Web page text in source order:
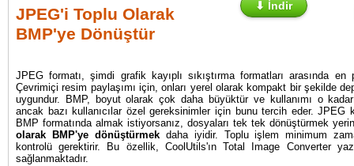
JPEG'i Toplu Olarak
BMP'ye Dönüştür
⬇ İndir
JPEG formatı, şimdi grafik kayıplı sıkıştırma formatları arasında en
Çevrimiçi resim paylaşımı için, onları yerel olarak kompakt bir şekilde
uygundur. BMP, boyut olarak çok daha büyüktür ve kullanımı o
ancak bazı kullanıcılar özel gereksinimler için bunu tercih eder. JPEG
BMP formatında almak istiyorsanız, dosyaları tek tek dönüştürmek
olarak BMP'ye dönüştürmekdaha iyidir. Toplu işlem minimum
kontrolü gerektirir. Bu özellik, CoolUtils'ın Total Image Converter
sağlanmaktadır.